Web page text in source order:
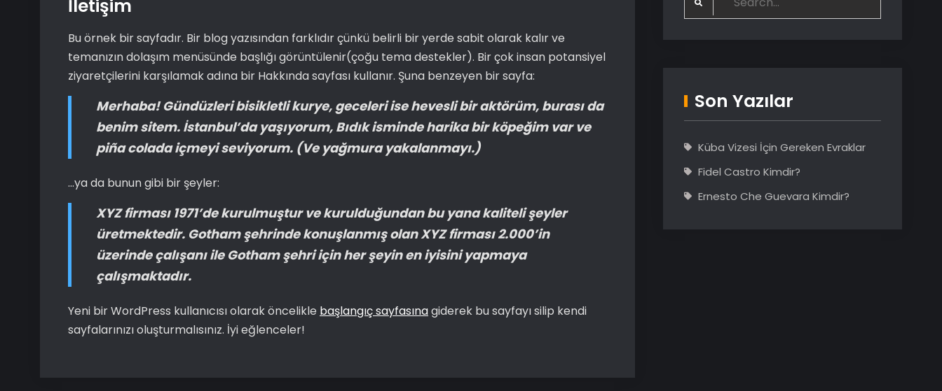
İletişim
Bu örnek bir sayfadır. Bir blog yazısından farklıdır çünkü belirli bir yerde sabit olarak kalır ve
temanızın dolaşım menüsünde başlığı görüntülenir(çoğu tema destekler). Bir çok insan potansiyel
ziyaretçilerini karşılamak adına bir Hakkında sayfası kullanır. Şuna benzeyen bir sayfa:
Merhaba! Gündüzleri bisikletli kurye, geceleri ise hevesli bir aktörüm, burası da
benim sitem. İstanbul’da yaşıyorum, Bıdık isminde harika bir köpeğim var ve
piña colada içmeyi seviyorum. (Ve yağmura yakalanmayı.)
…ya da bunun gibi bir şeyler:
XYZ firması 1971’de kurulmuştur ve kurulduğundan bu yana kaliteli şeyler
üretmektedir. Gotham şehrinde konuşlanmış olan XYZ firması 2.000’in
üzerinde çalışanı ile Gotham şehri için her şeyin en iyisini yapmaya
çalışmaktadır.
Yeni bir WordPress kullanıcısı olarak öncelikle başlangıç sayfasınagiderek bu sayfayı silip kendi
sayfalarınızı oluşturmalısınız. İyi eğlenceler!
for:
Son Yazılar
Küba Vizesi İçin Gereken Evraklar
Fidel Castro Kimdir?
Ernesto Che Guevara Kimdir?